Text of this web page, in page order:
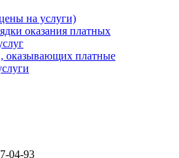
на услуги)
оказания платных
оказывающих платные
04-93